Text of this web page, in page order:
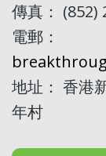
傳真： (852)
電郵：
地址： 香港
年村